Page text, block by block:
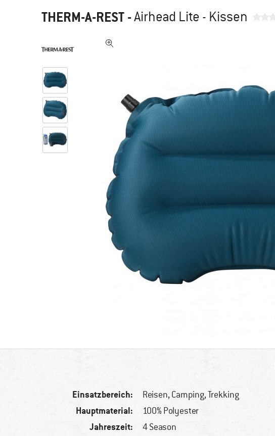
THERM-A-REST -Airhead Lite - Kissen
Einsatzbereich: Reisen, Camping, Trekking
Hauptmaterial: 100% Polyester
Jahreszeit: 4 Season